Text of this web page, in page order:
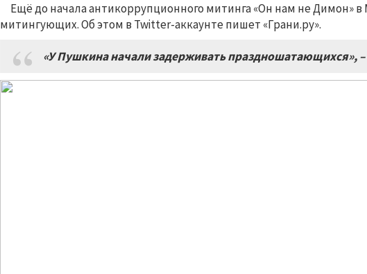
Ещё до начала антикоррупционного митинга «Он нам не Димон»
митингующих. Об этом в Twitter-аккаунте пишет «Грани.ру».
«У Пушкина начали задерживать праздношатающихся»,